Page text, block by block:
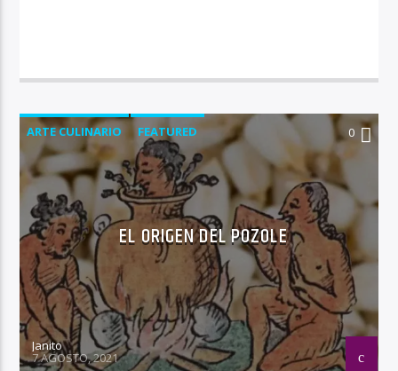
ARTE CULINARIO FEATURED 0
EL ORIGEN DEL POZOLE
Janito
7 AGOSTO, 2021